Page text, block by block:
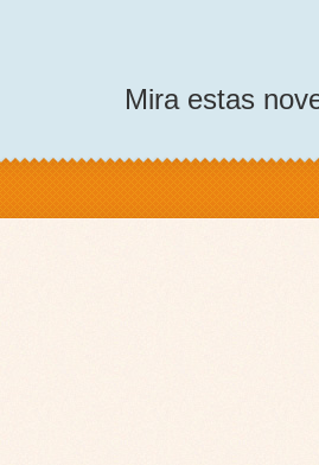
Mira estas